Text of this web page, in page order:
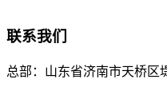
联系我们
总部： 山东省济南市天桥区